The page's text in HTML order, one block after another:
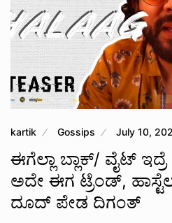
kartik Gossips July 10,
ಈಗೆಲ್ಲಾ‌ ಬ್ಲಾಕ್/ ವೈಟ್
ಅದೇ ಈಗ ಟ್ರೆಂಡ್,
ದೂದ್ ಪೇಡ ದಿಗಂತ್